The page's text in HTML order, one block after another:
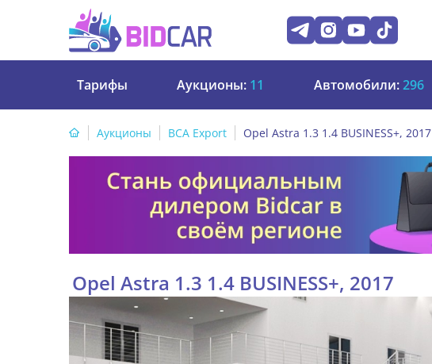
Тарифы Аукционы: 11 Автомобили:296
Аукционы BCA Export Opel Astra 1.3 1.4 BUSINESS+, 2017
Opel Astra 1.3 1.4 BUSINESS+, 2017